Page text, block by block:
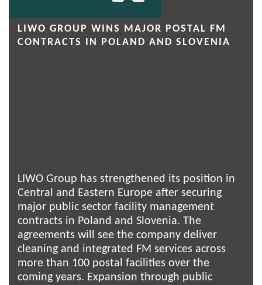
LIWO GROUP WINS MAJOR POSTAL FM
CONTRACTS IN POLAND AND SLOVENIA
LIWO Group has strengthened its position in
Central and Eastern Europe after securing
major public sector facility management
contracts in Poland and Slovenia. The
agreements will see the company deliver
cleaning and integrated FM services across
more than 100 postal facilities over the
coming years. Expansion through public